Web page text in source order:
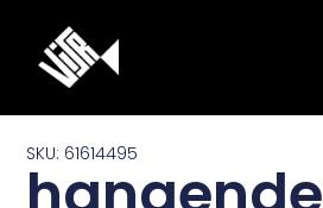
SKU: 61614495